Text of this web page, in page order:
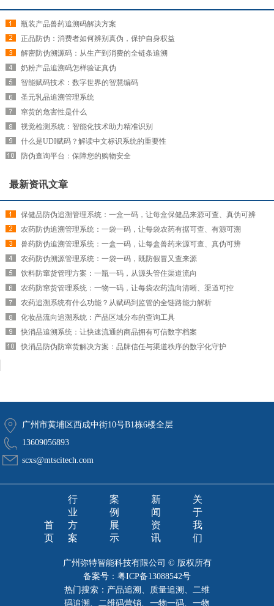
瓶装产品兽药追溯码解决方案
正品防伪：消费者如何辨别真伪，保护自身权益
解密防伪溯源码：从生产到消费的全链条追溯
奶粉产品追溯码怎样验证真伪
智能赋码技术：数字世界的智慧编码
圣元乳品追溯管理系统
窜货的危害性是什么
视觉检测系统：智能化技术助力精准识别
什么是UDI赋码？解读中文标识系统的重要性
防伪查询平台：保障您的购物安全
最新资讯文章
保健品防伪追溯管理系统：一盒一码，让每盒保健品来源可查、真伪可辨
农药防伪追溯管理系统：一袋一码，让每袋农药有据可查、有源可溯
兽药防伪追溯管理系统：一盒一码，让每盒兽药来源可查、真伪可辨
农药防伪溯源管理系统：一袋一码，既防假冒又查来源
饮料防窜货管理方案：一瓶一码，从源头管住渠道流向
农药防窜货管理系统：一物一码，让每袋农药流向清晰、渠道可控
农药追溯系统有什么功能？从赋码到监管的全链路能力解析
化妆品流向追溯系统：产品区域分布的查询工具
快消品追溯系统：让快速流通的商品拥有可信数字档案
快消品防伪防窜货解决方案：品牌信任与渠道秩序的数字化守护
广州市黄埔区西成中街10号B1栋6楼全层
13609056893
scxs@mtscitech.com
首
页
行
业
方
案
案
例
展
示
新
闻
资
讯
关
于
我
们
广州弥特智能科技有限公司 © 版权所有
备案号： 粤ICP备13088542号
热门搜索：产品追溯、质量追溯、二维
码追溯、二维码营销、一物一码、一物